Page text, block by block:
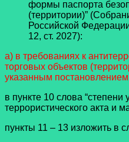
формы паспорта
(территории)”
Российской
12, ст. 2027):
а) в требованиях к
торговых объектов
указанным
в пункте 10 слова
террористического акта и
пункты 11 – 13 изложить в